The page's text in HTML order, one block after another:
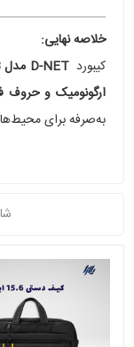
خلاصه نهایی:
کیبوردD-NET مدل DT-1403
ارگونومیک و
به‌صرفه برای